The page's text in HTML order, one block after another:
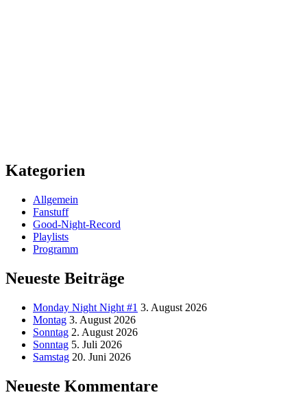
Kategorien
Allgemein
Fanstuff
Good-Night-Record
Playlists
Programm
Neueste Beiträge
Monday Night Night #1 3. August 2026
Montag 3. August 2026
Sonntag 2. August 2026
Sonntag 5. Juli 2026
Samstag 20. Juni 2026
Neueste Kommentare